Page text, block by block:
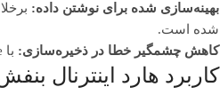
بهینه‌سازی شده برای نوشتن داده:
شده است.
کاهش چشمگیر خطا در ذخیره‌سازی: با firmware تخصصی، احتمال از دست رفتن اطلاعات به حداقل می‌رسد.
کاربرد هارد اینترنال